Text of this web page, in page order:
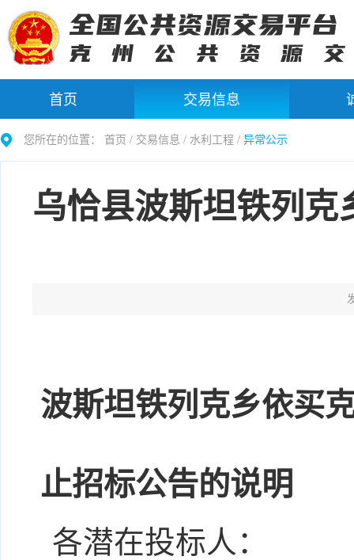
首页 交易信息
您所在的位置： 首页 / 交易信息 / 水利工程 / 异常公示
乌恰县波斯坦铁列克
波斯坦铁列克乡依买
止招标公告的说明
各潜在投标人：